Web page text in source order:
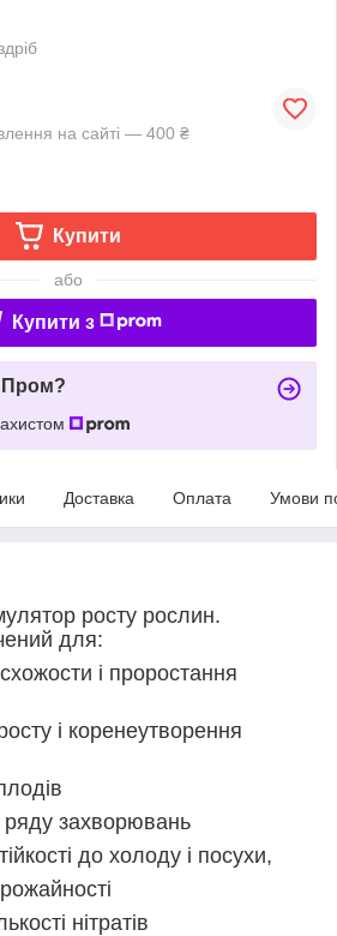
на сайті — 400 ₴
Купити
або
Купити з
Пром?
Доставка Оплата Умови
росту рослин.
для:
і проростання
і коренеутворення
ряду захворювань
до холоду і посухи,
нітратів